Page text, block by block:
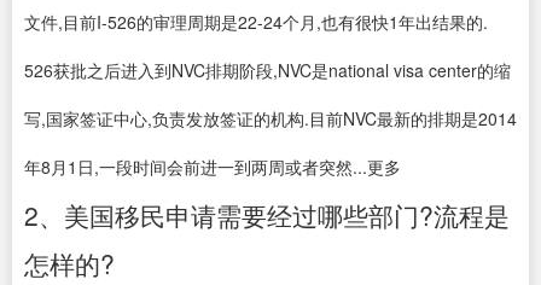
文件,目前I-526的审理周期是22-24个月,也有很快1年出结果的.
526获批之后进入到NVC排期阶段,NVC是national visa center的缩
写,国家签证中心,负责发放签证的机构.目前NVC最新的排期是2014
年8月1日,一段时间会前进一到两周或者突然...更多
2、美国移民申请需要经过哪些部门?流程是
怎样的?